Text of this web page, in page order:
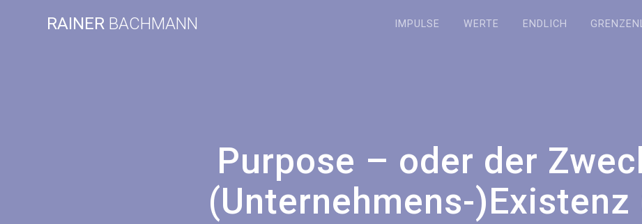
RAINER BACHMANN IMPULSE WERTE ENDLICH
Purpose – oder der
(Unternehmens-)Existenz